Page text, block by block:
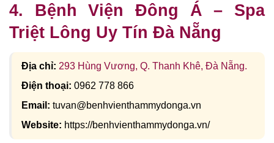
4. Bệnh Viện Đông Á – Spa
Triệt Lông Uy Tín Đà Nẵng
Địa chỉ: 293 Hùng Vương, Q. Thanh Khê, Đà Nẵng.
Điện thoại: 0962 778 866
Email: tuvan@benhvienthammydonga.vn
Website: https://benhvienthammydonga.vn/